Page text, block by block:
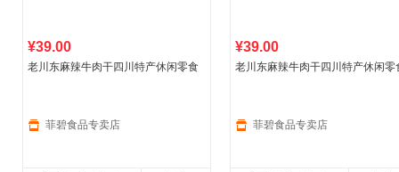
¥39.00
老川东麻辣牛肉干四川特产休闲零食
菲碧食品专卖店
¥39.00
老川东麻辣牛肉干四川特产休闲零
菲碧食品专卖店